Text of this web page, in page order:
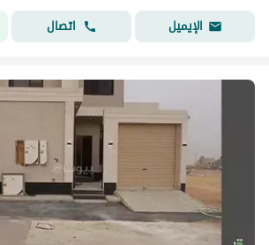
الإيميل
اتصال